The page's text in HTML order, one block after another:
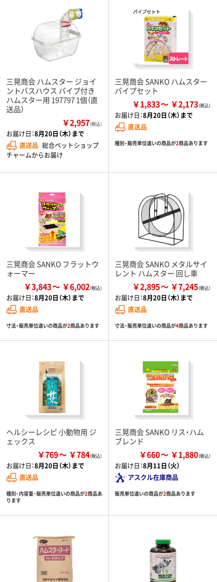
三晃商会 ハムスター ジョイ
ントバスハウス パイプ付き
ハムスター用 197797 1個（直
送品）
￥2,957（税込）
お届け日：8月20日（木）まで
直送品 総合ペットショップ
チャームからお届け
三晃商会 SANKO ハムスター
パイプセット
￥1,833 ￥2,173
お届け日：8月20日（木）まで
直送品
種別・販売単位違いの商品が2商品あります
三晃商会 SANKO フラットウ
ォーマー
￥3,843 ￥6,002
お届け日：8月20日（木）まで
直送品
寸法・販売単位違いの商品が2商品あります
三晃商会 SANKO メタルサイ
レント ハムスター 回し車
￥2,895 ￥7,245
お届け日：8月20日（木）まで
直送品
寸法・販売単位違いの商品が4商品あります
ヘルシーレシピ 小動物用 ジ
ェックス
￥769 ￥784
お届け日：8月20日（木）まで
直送品
種別・内容量・販売単位違いの商品が2商品あ
ります
三晃商会 SANKO リス・ハム
ブレンド
￥660 ￥1,880
お届け日：8月11日（火）
アスクル在庫商品
販売単位違いの商品が2商品あります